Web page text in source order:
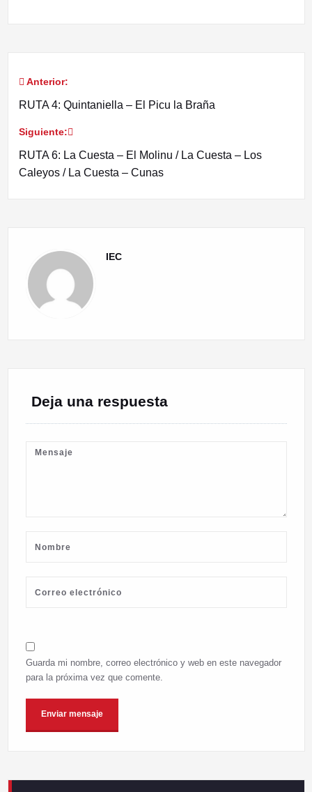
Navegación
entradas
Anterior:
RUTA 4: Quintaniella – El Picu la Braña
Siguiente:
RUTA 6: La Cuesta – El Molinu / La Cuesta – Los
Caleyos / La Cuesta – Cunas
IEC
Deja una respuesta
Guarda mi nombre, correo electrónico y web en este navegador
para la próxima vez que comente.